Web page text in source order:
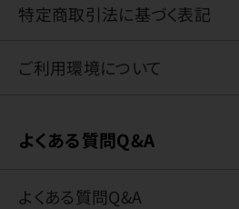
特定商取引法に基づく表記
ご利用環境について
よくある質問Q&A
よくある質問Q&A